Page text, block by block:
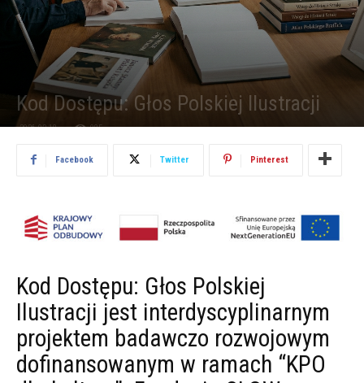
Kod Dostępu: Głos Polskiej Ilustracji
2026.02.18 985
Facebook Twitter Pinterest
Kod Dostępu: Głos Polskiej
Ilustracji jest interdyscyplinarnym
projektem badawczo rozwojowym
dofinansowanym w ramach “KPO